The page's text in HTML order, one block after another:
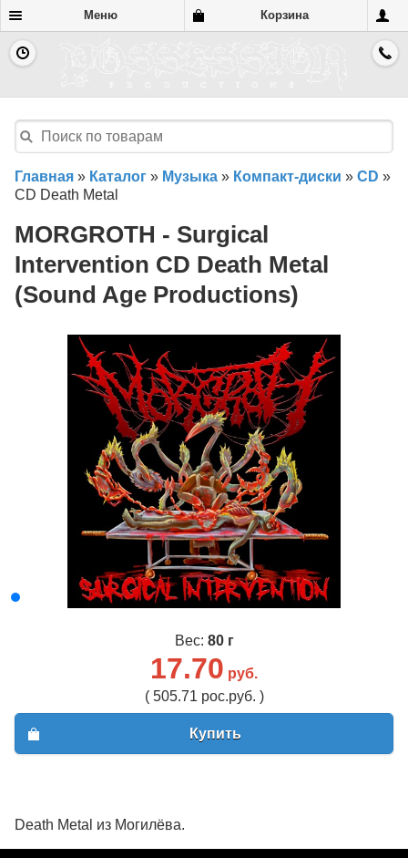
Меню Корзина
Главная » Каталог » Музыка » Компакт-диски » CD »
CD Death Metal
MORGROTH - Surgical
Intervention CD Death Metal
(Sound Age Productions)
Вес: 80 г
17.70 руб.
( 505.71 рос.руб. )
Купить
Death Metal из Могилёва.